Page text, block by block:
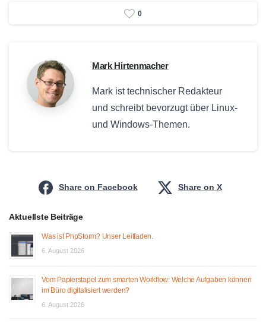
0
Mark Hirtenmacher
Mark ist technischer Redakteur
und schreibt bevorzugt über Linux-
und Windows-Themen.
Share on Facebook Share on X
Aktuellste Beiträge
Was ist PhpStorm? Unser Leitfaden.
6. August 2026
Vom Papierstapel zum smarten Workflow: Welche Aufgaben können
im Büro digitalisiert werden?
6. August 2026